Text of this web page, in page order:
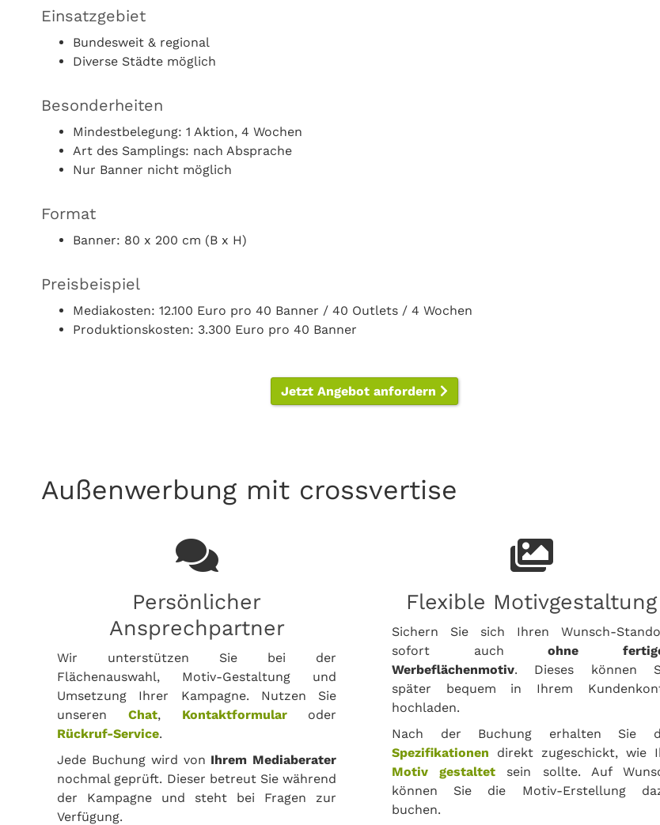
Einsatzgebiet
Bundesweit & regional
Diverse Städte möglich
Besonderheiten
Mindestbelegung: 1 Aktion, 4 Wochen
Art des Samplings: nach Absprache
Nur Banner nicht möglich
Format
Banner: 80 x 200 cm (B x H)
Preisbeispiel
Mediakosten: 12.100 Euro pro 40 Banner / 40 Outlets / 4 Wochen
Produktionskosten: 3.300 Euro pro 40 Banner
Jetzt Angebot anfordern
Außenwerbung mit crossvertise
Persönlicher
Ansprechpartner
Wir unterstützen Sie bei der
Flächenauswahl, Motiv-Gestaltung und
Umsetzung Ihrer Kampagne. Nutzen Sie
unseren Chat, Kontaktformularoder
Rückruf-Service.
Jede Buchung wird von Ihrem Mediaberater
nochmal geprüft. Dieser betreut Sie während
der Kampagne und steht bei Fragen zur
Verfügung.
Flexible Motivgestaltung
Sichern Sie sich Ihren Wunsch-
sofort auchohne
Werbeflächenmotiv. Dieses können
später bequem in Ihrem
hochladen.
Nach der Buchung erhalten Sie
Spezifikationen direkt zugeschickt, wie
Motiv gestaltet sein sollte. Auf
können Sie die Motiv-Erstellung
buchen.